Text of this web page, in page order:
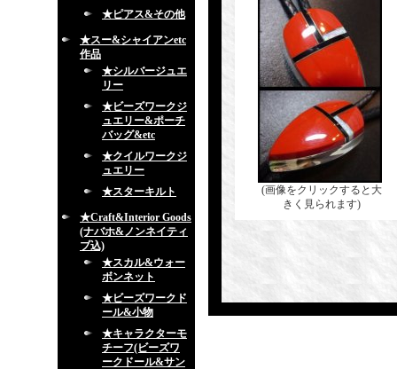
★ピアス&その他
★スー&シャイアンetc
作品
★シルバージュエ
リー
★ビーズワークジ
ュエリー&ポーチ
バッグ&etc
★クイルワークジ
ュエリー
★スターキルト
★Craft&Interior Goods
(ナバホ&ノンネイティ
ブ込)
★スカル&ウォー
ボンネット
★ビーズワークド
ール&小物
★キャラクターモ
チーフ(ビーズワ
ークドール&サン
(画像をクリックすると大
きく見られます)